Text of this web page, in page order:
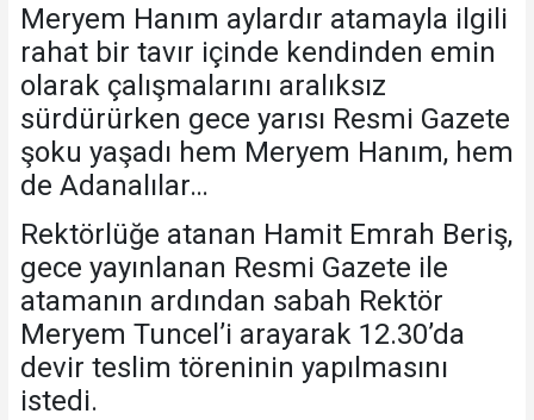
Meryem Hanım aylardır atamayla ilgili
rahat bir tavır içinde kendinden emin
olarak çalışmalarını aralıksız
sürdürürken gece yarısı Resmi Gazete
şoku yaşadı hem Meryem Hanım, hem
de Adanalılar…
Rektörlüğe atanan Hamit Emrah Beriş,
gece yayınlanan Resmi Gazete ile
atamanın ardından sabah Rektör
Meryem Tuncel’i arayarak 12.30’da
devir teslim töreninin yapılmasını
istedi.